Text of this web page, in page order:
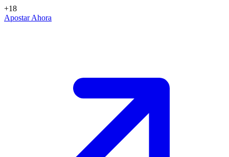
+18
Apostar Ahora